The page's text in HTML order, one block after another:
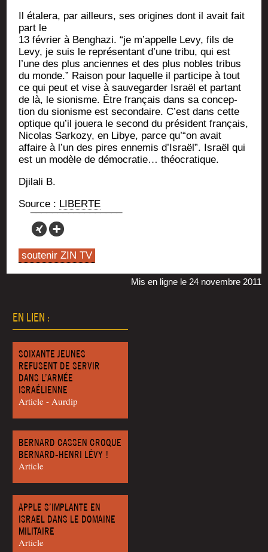
EN LIEN :
SOIXANTE JEUNES
REFUSENT DE SERVIR
DANS L’ARMÉE
ISRAÉLIENNE
Article - Aur­dip
BERNARD CASSEN CROQUE
BERNARD-HENRI LÉVY !
Article
APPLE S’IMPLANTE EN
ISRAEL DANS LE DOMAINE
MILITAIRE
Article
Il éta­le­ra, par ailleurs, ses ori­gines dont il avait fait
part le
13 février à Ben­gha­zi. “je m’appelle Levy, fils de
Levy, je suis le repré­sen­tant d’une tri­bu, qui est
l’une des plus anciennes et des plus nobles tri­bus
du monde.” Rai­son pour laquelle il par­ti­cipe à tout
ce qui peut et vise à sau­ve­gar­der Israël et par­tant
de là, le sio­nisme. Être fran­çais dans sa concep­
tion du sio­nisme est secon­daire. C’est dans cette
optique qu’il joue­ra le second du pré­sident fran­çais,
Nico­las Sar­ko­zy, en Libye, parce qu’“on avait
affaire à l’un des pires enne­mis d’Israël”. Israël qui
est un modèle de démo­cra­tie… théocratique.
Dji­la­li B.
Source : LIBERTE
soutenir ZIN TV
Mis en ligne le 24 novembre 2011